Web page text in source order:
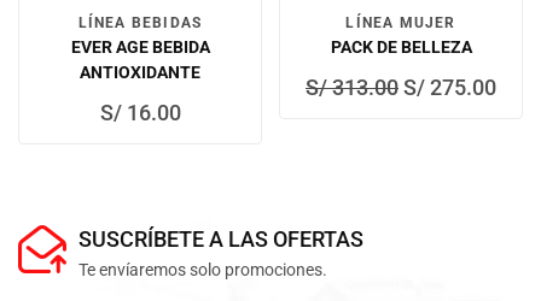
LÍNEA BEBIDAS
EVER AGE BEBIDA
ANTIOXIDANTE
S/16.00
LÍNEA MUJER
PACK DE BELLEZA
S/313.00S/275.00
SUSCRÍBETE A LAS OFERTAS
Te envíaremos solo promociones.